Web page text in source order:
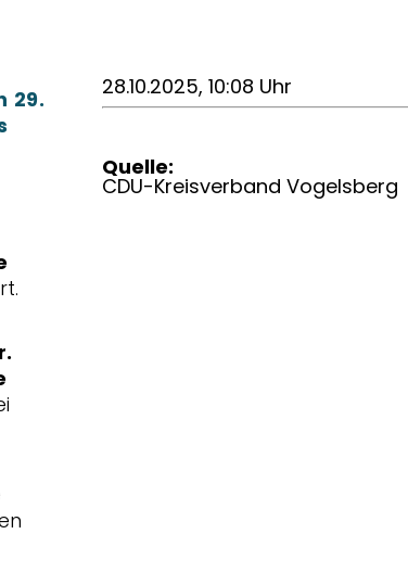
29.
28.10.2025, 10:08 Uhr
Quelle:
CDU-Kreisverband Vogelsberg